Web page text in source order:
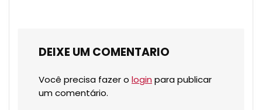
DEIXE UM COMENTARIO
Você precisa fazer o login para publicar
um comentário.